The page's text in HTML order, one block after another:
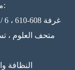
مكتب هونج كونج الرئيسي:
متحف العلوم ،
النظافة